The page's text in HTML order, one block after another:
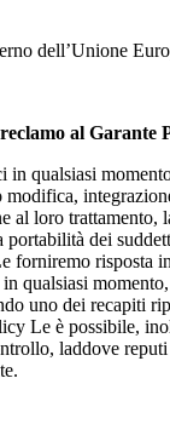
dell’Unione
al Garante
qualsiasi
al loro trattamento,
dei
forniremo risposta
qualsiasi
uno dei recapiti
Le è possibile,
laddove